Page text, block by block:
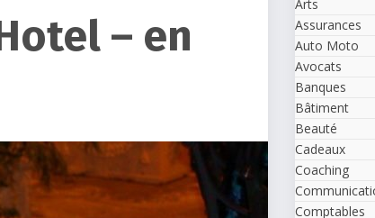
– en
Arts
Assurances
Auto Moto
Avocats
Banques
Bâtiment
Beauté
Cadeaux
Coaching
Comptables